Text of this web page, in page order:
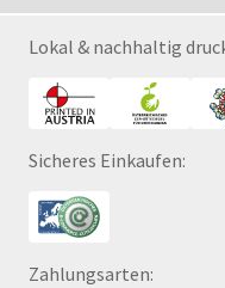
Lokal & nachhaltig
Sicheres Einkaufen:
Zahlungsarten: